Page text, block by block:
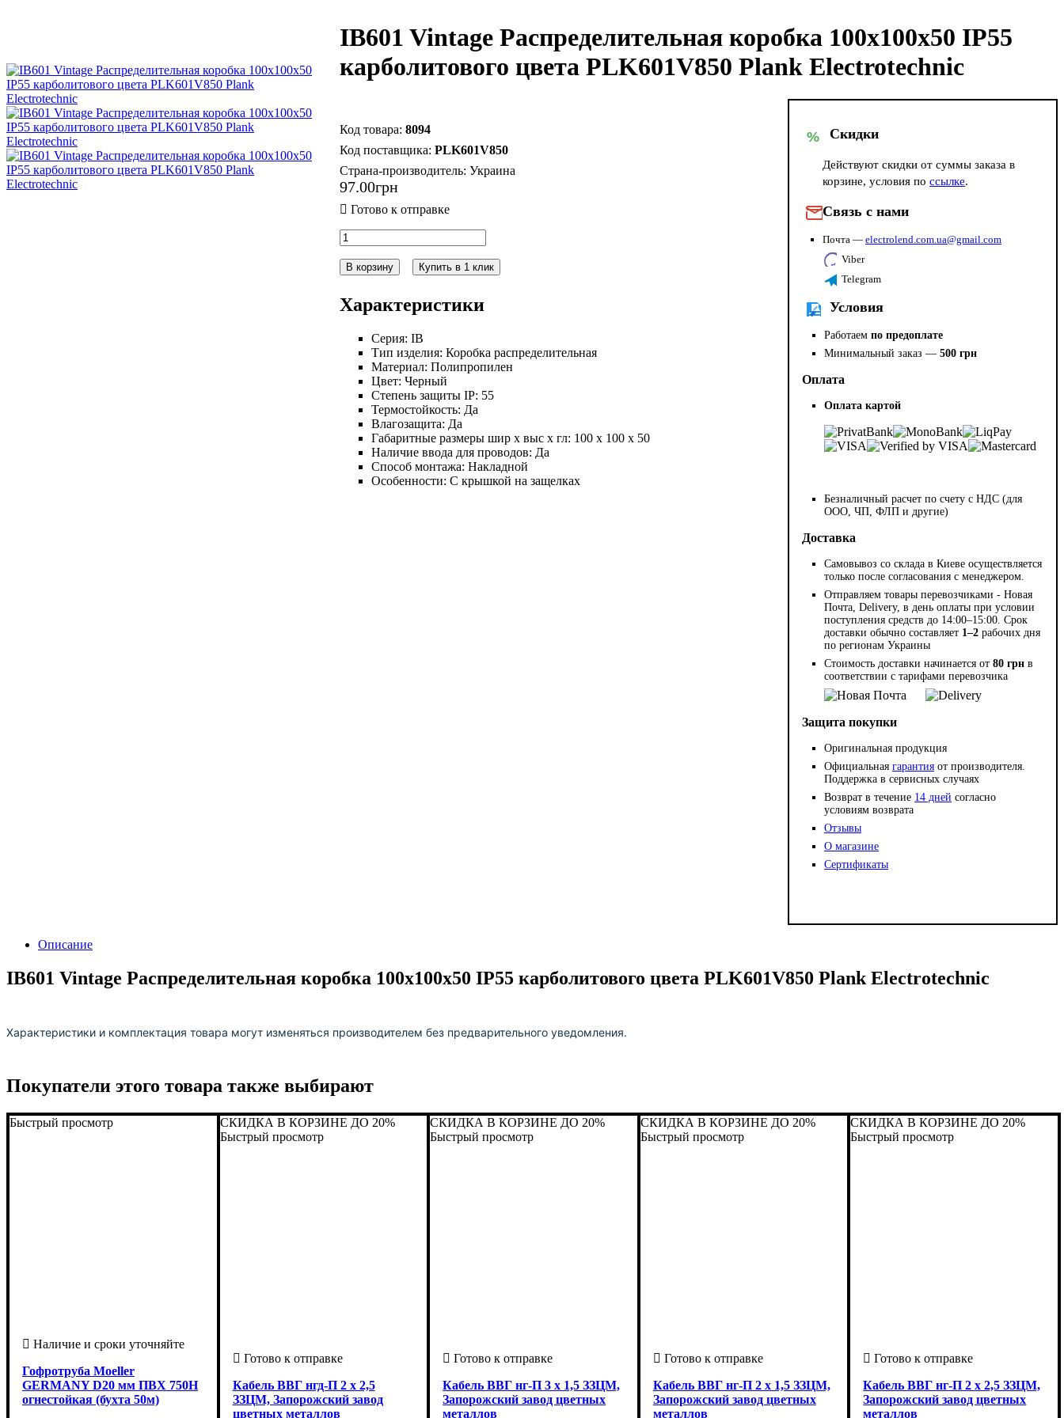
IB601 Vintage Распределительная коробка 100x100x50 IP55
карболитового цвета PLK601V850 Plank Electrotechnic
8094
PLK601V850
Страна-производитель: Украина
97.00грн
В корзину Купить в 1 клик
Характеристики
Серия: IB
Тип изделия: Коробка распределительная
Материал: Полипропилен
Цвет: Черный
Степень защиты IP: 55
Термостойкость: Да
Влагозащита: Да
Габаритные размеры шир х выс х гл: 100 х 100 х 50
Наличие ввода для проводов: Да
Способ монтажа: Накладной
Особенности: С крышкой на защелках
% Скидки
Действуют скидки от суммы заказа в
корзине, условия поссылке.
Связь с нами
Почта —electrolend.com.ua@gmail.com
Viber
Telegram
Условия
Работаемпо предоплате
Минимальный заказ —500 грн
Оплата
Оплата картой
Безналичный расчет по счету с НДС (для
ООО, ЧП, ФЛП и другие)
Доставка
Самовывоз со склада в Киеве осуществляется
только после согласования с менеджером.
Отправляем товары перевозчиками - Новая
Почта, Delivery, в день оплаты при условии
поступления средств до 14:00–15:00. Срок
доставки обычно составляет 1–2 рабочих дня
по регионам Украины
Стоимость доставки начинается от80 грн в
соответствии с тарифами перевозчика
Защита покупки
Оригинальная продукция
Официальнаягарантия от производителя.
Поддержка в сервисных случаях
Возврат в течение 14 дней согласно
условиям возврата
Отзывы
О магазине
Сертификаты
Описание
IB601 Vintage Распределительная коробка 100x100x50 IP55 карболитового цвета PLK601V850 Plank Electrotechnic
Характеристики и комплектация товара могут изменяться производителем без предварительного уведомления.
Покупатели этого товара также выбирают
Быстрый просмотр
Гофротруба Moeller
GERMANY D20 мм ПВХ 750Н
огнестойкая (бухта 50м)
СКИДКА В КОРЗИНЕ ДО 20%
Быстрый просмотр
Кабель ВВГ нгд-П 2 х 2,5
ЗЗЦМ, Запорожский завод
цветных металлов
СКИДКА В КОРЗИНЕ ДО 20%
Быстрый просмотр
Кабель ВВГ нг-П 3 х 1,5 ЗЗЦМ,
Запорожский завод цветных
металлов
СКИДКА В КОРЗИНЕ ДО 20%
Быстрый просмотр
Кабель ВВГ нг-П 2 х 1,5 ЗЗЦМ,
Запорожский завод цветных
металлов
СКИДКА В КОРЗИНЕ ДО 20%
Быстрый просмотр
Кабель ВВГ нг-П 2 х 2,5 ЗЗЦМ,
Запорожский завод цветных
металлов